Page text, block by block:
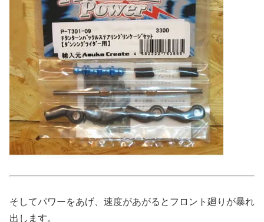
そしてパワーをあげ、速度があがるとフロント廻りが暴れ
出します。